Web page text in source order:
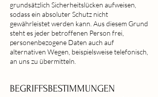
grundsätzlich Sicherheitslücken aufweisen,
sodass ein absoluter Schutz nicht
gewährleistet werden kann. Aus diesem Grund
steht es jeder betroffenen Person frei,
personenbezogene Daten auch auf
alternativen Wegen, beispielsweise telefonisch,
an uns zu übermitteln.
BEGRIFFSBESTIMMUNGEN